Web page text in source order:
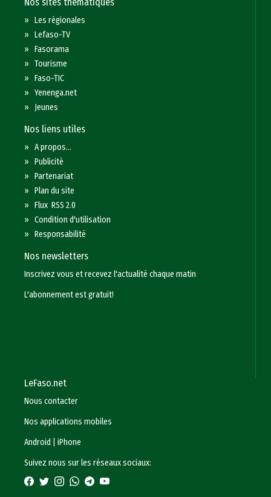
Nos sites thématiques
»Les régionales
»Lefaso-TV
»Fasorama
»Tourisme
»Faso-TIC
»Yenenga.net
» Jeunes
Nos liens utiles
»A propos...
»Publicité
»Partenariat
»Plan du site
»Flux RSS 2.0
»Condition d'utilisation
»Responsabilité
Nos newsletters
Inscrivez vous et recevez l'actualité chaque matin
L'abonnement est gratuit!
LeFaso.net
Nous contacter
Nos applications mobiles
Android |iPhone
Suivez nous sur les réseaux sociaux: